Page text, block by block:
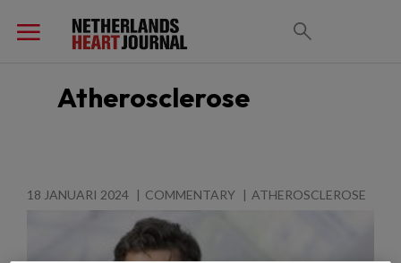
Atherosclerose
18 JANUARI 2024 COMMENTARY ATHEROSCLEROSE